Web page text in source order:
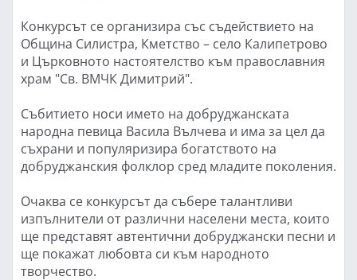
Конкурсът се организира със съдействието на
Община Силистра, Кметство – село Калипетрово
и Църковното настоятелство към православния
храм "Св. ВМЧК Димитрий".
Събитието носи името на добруджанската
народна певица Васила Вълчева и има за цел да
съхрани и популяризира богатството на
добруджанския фолклор сред младите поколения.
Очаква се конкурсът да събере талантливи
изпълнители от различни населени места, които
ще представят автентични добруджански песни и
ще покажат любовта си към народното
творчество.